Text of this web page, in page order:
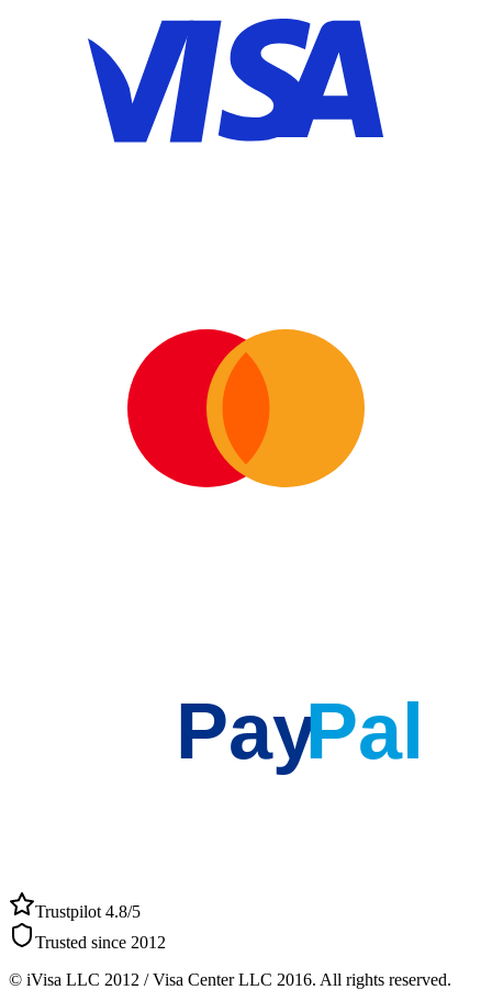
PayPal
Trustpilot 4.8/5
Trusted since 2012
© iVisa LLC 2012 / Visa Center LLC 2016. All rights reserved.